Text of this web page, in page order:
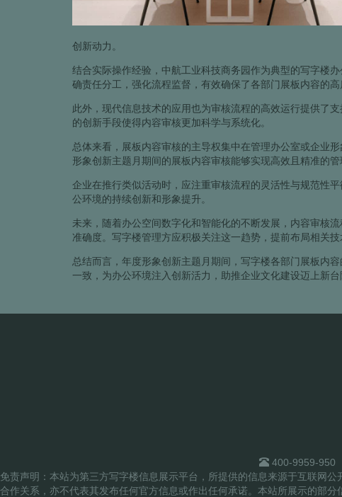
创新动力。
结合实际操作经验，中航工业科技商务园作为典型的写字楼
确责任分工，强化流程监督，有效确保了各部门展板内容的高
此外，现代信息技术的应用也为审核流程的高效运行提供了
的创新手段使得内容审核更加科学与系统化。
总体来看，展板内容审核的主导权集中在管理办公室或企业
形象创新主题月期间的展板内容审核能够实现高效且精准的管
企业在推行类似活动时，应注重审核流程的灵活性与规范性
公环境的持续创新和形象提升。
未来，随着办公空间数字化和智能化的不断发展，内容审核
准确度。写字楼管理方应积极关注这一趋势，提前布局相关技
总结而言，年度形象创新主题月期间，写字楼各部门展板内
一致，为办公环境注入创新活力，助推企业文化建设迈上新台
400-9959-950
免责声明：本站为第三方写字楼信息展示平台，所提供的信息来源于互联网
合作关系，亦不代表其发布任何官方信息或作出任何承诺。本站所展示的部